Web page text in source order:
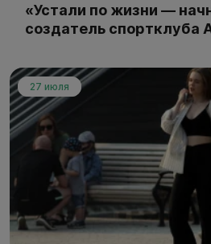
«Устали по жизни —
создатель спортклуба
27 июля